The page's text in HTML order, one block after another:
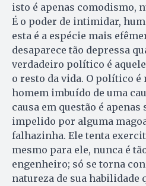
isto é apenas comodismo,
É o poder de intimidar,
esta é a espécie mais
desaparece tão depressa
verdadeiro político é
o resto da vida. O político é
homem imbuído de uma
causa em questão é apenas
impelido por alguma
falhazinha. Ele tenta
mesmo para ele, nunca é
engenheiro; só se torna
natureza de sua habilidade